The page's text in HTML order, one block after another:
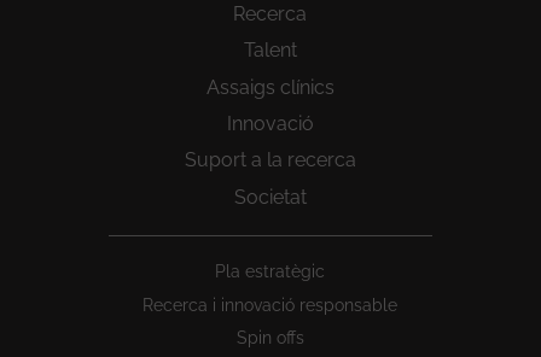
Recerca
Talent
Assaigs clínics
Innovació
Suport a la recerca
Societat
Pla estratègic
Recerca i innovació responsable
Spin offs